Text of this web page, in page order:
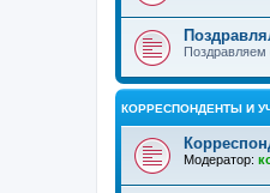
Поздравляем
КОРРЕСПОНДЕНТЫ И
Модератор: